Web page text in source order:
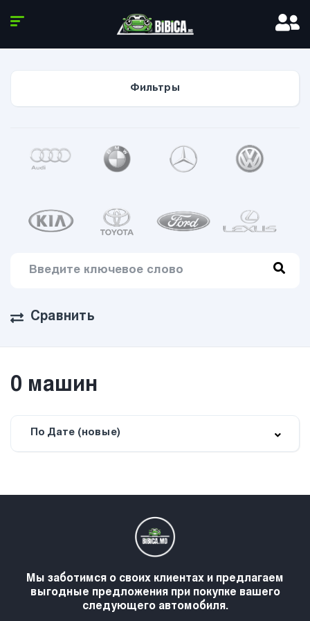
Фильтры
Сравнить
0 машин
По Дате (новые)
Мы заботимся о своих клиентах и предлагаем
выгодные предложения при покупке вашего
следующего автомобиля.